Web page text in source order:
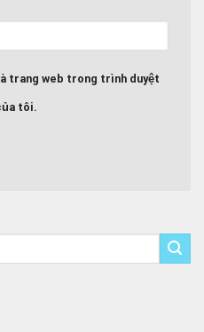
trang web trong trình duyệt
tôi.